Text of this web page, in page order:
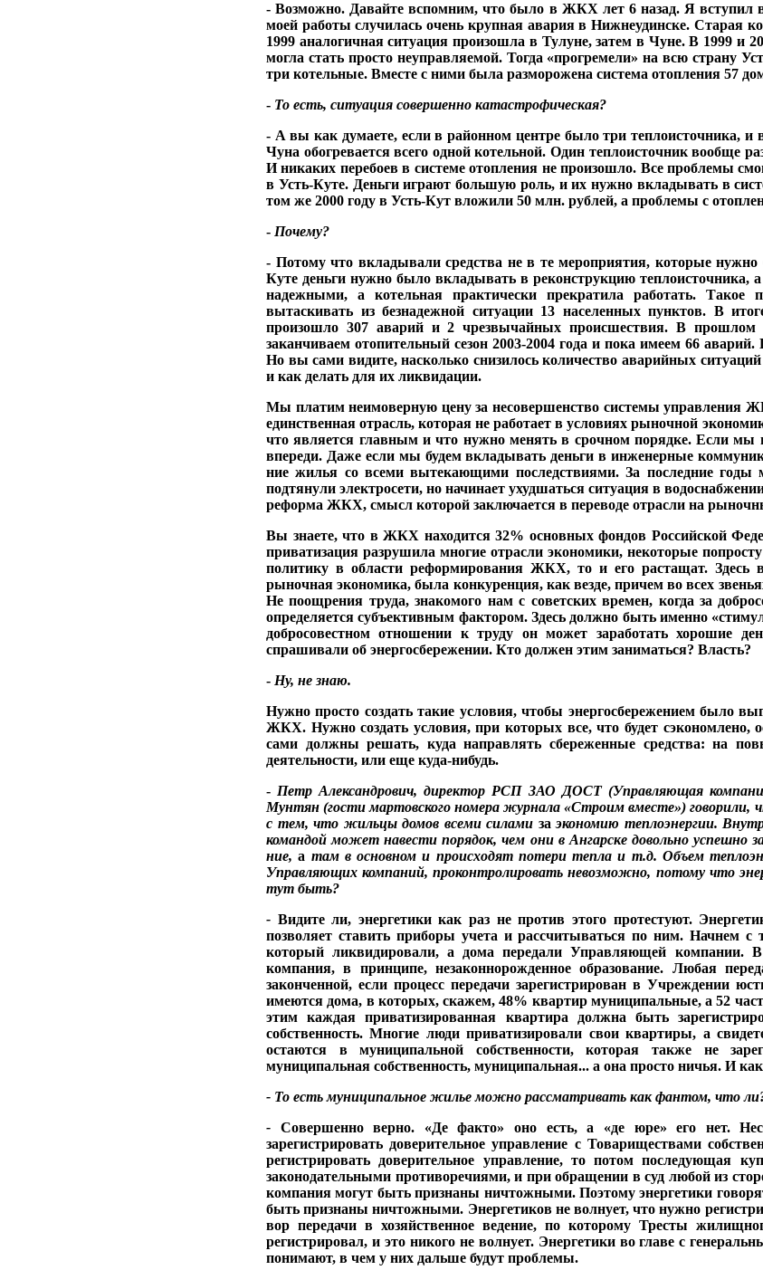
- Возможно. Давайте вспомним, что было в ЖКХ лет 6 назад. Я
моей работы случи­лась очень крупная авария в Нижнеудинске. Старая
1999 аналогич­ная ситуация произошла в Тулуне, затем в Чуне. В 1999
могла стать просто неуправляе­мой. Тогда «прогремели» на всю страну
три котельные. Вместе с ними была разморожена система отопления 57
- То есть, ситуация совершенно катастрофи­ческая?
- А вы как думаете, ес­ли в районном центре было три теплоисточника,
Чуна обогревается всего одной котельной. Один теплоисточник вообще
И ника­ких перебоев в системе отопления не произошло. Все проблемы
в Усть-Куте. День­ги играют большую роль, и их нужно вкладывать в
том же 2000 году в Усть-Кут вложили 50 млн. рублей, а проблемы с
- Почему?
- Потому что вкладыва­ли средства не в те меро­приятия, которые
Куте деньги нужно бы­ло вкладывать в рекон­струкцию теплоисточника,
надежными, а котельная практически пре­кратила работать.
вытаскивать из безнадежной ситуации 13 насе­ленных пунктов. В
произошло 307 ава­рий и 2 чрезвычайных про­исшествия. В
заканчиваем отопи­тельный сезон 2003-2004 года и пока имеем 66
Но вы са­ми видите, насколько сни­зилось количество аварий­ных
и как делать для их ликвидации.
Мы платим неимовер­ную цену за несовершен­ство системы управления
единственная отрасль, которая не работа­ет в условиях рыночной
что являет­ся главным и что нужно ме­нять в срочном порядке. Ес­ли мы
впереди. Даже если мы будем вкла­дывать деньги в инженер­ные
ние жилья со всеми вытека­ющими последствиями. За последние годы
подтянули электросети, но начинает ухудшаться ситуа­ция в
реформа ЖКХ, смысл которой заключает­ся в переводе отрасли на
Вы знаете, что в ЖКХ находится 32% основных фондов Российской
приватизация раз­рушила многие отрасли экономики, некоторые
политику в области реформирования ЖКХ, то и его растащат.
рыночная эко­номика, была конкуренция, как везде, причем во всех
Не поощрения труда, знакомого нам с советских времен, ко­гда за
опре­деляется субъективным фактором. Здесь должно быть именно
добросовестном от­ношении к труду он может заработать хорошие
спрашивали об энергос­бережении. Кто должен этим заниматься? Власть?
- Ну, не знаю.
Нужно просто создать такие условия, чтобы энергосбережением было
ЖКХ. Нужно создать условия, при которых все, что будет сэкономлено,
сами должны решать, куда направлять сбереженные средства: на
деятельности, или еще куда-нибудь.
- Петр Александрович, директор РСП ЗАО ДOCT(Управляющая ком­
Мунтян (гости мартовского номе­ра журнала «Строим вме­сте») говорили,
с тем, что жильцы домов всеми си­лами заэкономию теплоэнергии.
командой можетнавести порядок, чем они в Ангарске довольно ус­пешно
ние,а там в основном и происходят потери тепла и т.д. Объем
Управляю­щих компаний, проконтролировать невозможно, потому что
тут быть?
- Видите ли, энергетики как раз не против этого протестуют.
позволяет ставить приборы учета и рассчиты­ваться по ним. Начнем
который ликвиди­ровали, а дома передали Управляющей компании.
компания, в принци­пе, незаконнорожденное образование. Любая
законченной, ес­ли процесс передачи заре­гистрирован в Учреждении
имеются до­ма, в которых, скажем, 48% квартир муниципальные, а 52
этим каждая приватизированная квартира должна быть
собственность. Многие люди приватизиро­вали свои квартиры, а
остаются в муниципальной собственности, которая также не
муниципальная собствен­ность, муниципальная... а она просто ничья. И
- То есть муниципаль­ное жилье можно рассма­тривать как фантом, что
- Совершенно верно. «Де факто» оно есть, а «де юре» его нет.
зарегистрировать довери­тельное управление с Това­риществами
регистрировать довери­тельное управление, то потом последующая
законодательны­ми противоречиями, и при обращении в суд любой из
компания мо­гут быть признаны ничтожными. Поэтому энергетики
быть признаны ничтожными. Энергетиков не волнует, что нужно
вор передачи в хозяйствен­ное ведение, по которому Тресты
регистрировал, и это никого не волнует. Энергетики во главе с
понимают, в чем у них даль­ше будут проблемы.